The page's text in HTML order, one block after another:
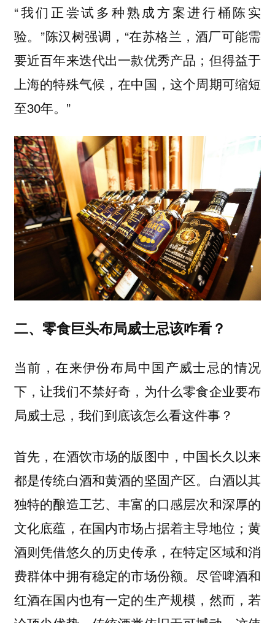
“我们正尝试多种熟成方案进行桶陈实
验。”陈汉树强调，“在苏格兰，酒厂可能需
要近百年来迭代出一款优秀产品；但得益于
上海的特殊气候，在中国，这个周期可缩短
至30年。”
二、零食巨头布局威士忌该咋看？
当前，在来伊份布局中国产威士忌的情况
下，让我们不禁好奇，为什么零食企业要布
局威士忌，我们到底该怎么看这件事？
首先，在酒饮市场的版图中，中国长久以来
都是传统白酒和黄酒的坚固产区。白酒以其
独特的酿造工艺、丰富的口感层次和深厚的
文化底蕴，在国内市场占据着主导地位；黄
酒则凭借悠久的历史传承，在特定区域和消
费群体中拥有稳定的市场份额。尽管啤酒和
红酒在国内也有一定的生产规模，然而，若